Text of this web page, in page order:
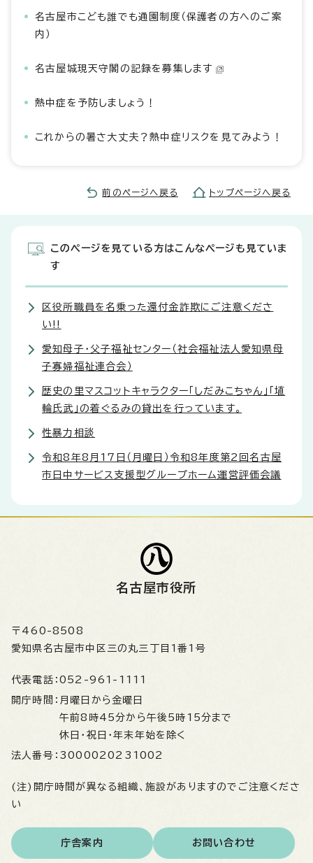
名古屋市こども誰でも通園制度（保護者の方へのご案
内）
名古屋城現天守閣の記録を募集します
熱中症を予防しましょう！
これからの暑さ大丈夫？熱中症リスクを見てみよう！
前のページへ戻る トップページへ戻る
このページを見ている方はこんなページも見ていま
す
区役所職員を名乗った還付金詐欺にご注意くださ
い!!
愛知母子・父子福祉センター（社会福祉法人愛知県母
子寡婦福祉連合会）
歴史の里マスコットキャラクター「しだみこちゃん」「埴
輪氏武」の着ぐるみの貸出を行っています。
性暴力相談
令和8年8月17日（月曜日）令和8年度第2回名古屋
市日中サービス支援型グループホーム運営評価会議
名古屋市役所
〒460-8508
愛知県名古屋市中区三の丸三丁目1番1号
代表電話： 052-961-1111
開庁時間： 月曜日から金曜日
午前8時45分から午後5時15分まで
休日・祝日・年末年始を除く
法人番号： 3000020231002
(注)開庁時間が異なる組織、施設がありますのでご注意くださ
い
庁舎案内 お問い合わせ